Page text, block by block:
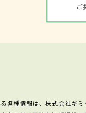
ご
各種情報は、株式会社ギ